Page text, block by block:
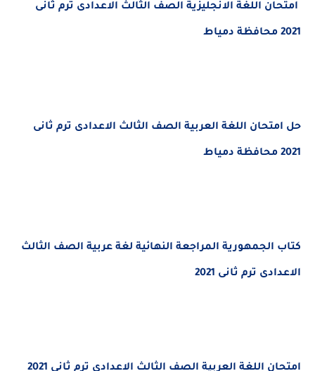
امتحان اللغة الانجليزية الصف الثالث الاعدادى ترم ثانى
2021 محافظة دمياط
حل امتحان اللغة العربية الصف الثالث الاعدادى ترم ثانى
2021 محافظة دمياط
كتاب الجمهورية المراجعة النهائية لغة عربية الصف الثالث
الاعدادى ترم ثانى 2021
امتحان اللغة العربية الصف الثالث الاعدادى ترم ثانى 2021